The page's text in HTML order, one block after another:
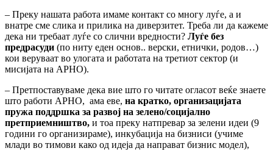
– Преку нашата работа имаме контакт со многу луѓе, а и
внатре сме слика и прилика на диверзитет. Треба ли да кажеме
дека ни требаат луѓе со слични вредности? Луѓе без
предрасуди (по ниту еден основ.. верски, етнички, родов…)
кои веруваат во улогата и работата на третиот сектор (и
мисијата на АРНО).
– Претпоставуваме дека вие што го читате огласот веќе знаете
што работи АРНО, ама еве, на кратко, организацијата
пружа поддршка за развој на зелено/социјално
претприемништво, и тоа преку натпревар за зелени идеи (9
години го организираме), инкубација на бизниси (учиме
млади во тимови како од идеја да направат бизнис модел),